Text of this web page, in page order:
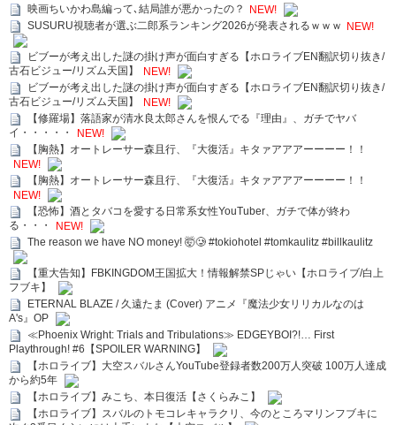
映画ちいかわ島編って､結局誰が悪かったの？
NEW!
SUSURU視聴者が選ぶ二郎系ランキング2026が発表されるｗｗｗ NEW!
ビブーが考え出した謎の掛け声が面白すぎる【ホロライブEN翻訳切り抜き/
古石ビジュー/リズム天国】
NEW!
ビブーが考え出した謎の掛け声が面白すぎる【ホロライブEN翻訳切り抜き/
古石ビジュー/リズム天国】
NEW!
【修羅場】落語家が清水良太郎さんを恨んでる『理由』、ガチでヤバ
イ・・・・・
NEW!
【胸熱】オートレーサー森且行、『大復活』キタァアアアーーーー！！
NEW!
【胸熱】オートレーサー森且行、『大復活』キタァアアアーーーー！！
NEW!
【恐怖】酒とタバコを愛する日常系女性YouTuber、ガチで体が終わ
る・・・
NEW!
The reason we have NO money! 🤯🥲 #tokiohotel #tomkaulitz #billkaulitz
【重大告知】FBKINGDOM王国拡大！情報解禁SPじゃい【ホロライブ/白上
フブキ】
ETERNAL BLAZE / 久遠たま (Cover) アニメ『魔法少女リリカルなのは
A's』OP
≪Phoenix Wright: Trials and Tribulations≫ EDGEYBOI?!… First
Playthrough! #6【SPOILER WARNING】
【ホロライブ】大空スバルさんYouTube登録者数200万人突破 100万人達成
から約5年
【ホロライブ】みこち、本日復活【さくらみこ】
【ホロライブ】スバルのトモコレキャラクリ、今のところマリンフブキに